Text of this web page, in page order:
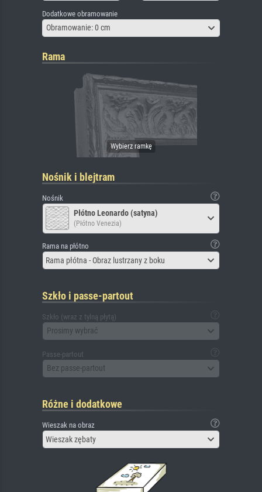
Dodatkowe obramowanie
Obramowanie: 0 cm
Rama
Nośnik i blejtram
Nośnik
Płótno Leonardo (satyna)
(Płótno Venezia)
Rama na płótno
Rama płótna - Obraz lustrzany z boku
Szkło i passe-partout
Szkło (wraz z tylną płytą)
Prosimy wybrać
Passe-partout
Bez passe-partout
Różne i dodatkowe
Wieszak na obraz
Wieszak zębaty